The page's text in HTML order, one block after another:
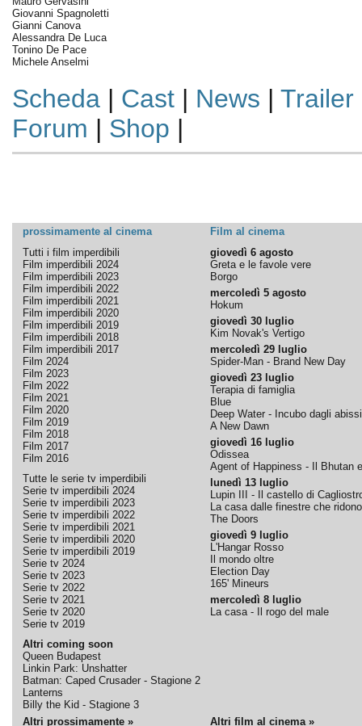
Giovanni Spagnoletti
Gianni Canova
Alessandra De Luca
Tonino De Pace
Michele Anselmi
Scheda| Cast| News | Trailer
Forum | Shop |
prossimamente al cinema
Film al cinema
Tutti i film imperdibili
Film imperdibili 2024
Film imperdibili 2023
Film imperdibili 2022
Film imperdibili 2021
Film imperdibili 2020
Film imperdibili 2019
Film imperdibili 2018
Film imperdibili 2017
Film 2024
Film 2023
Film 2022
Film 2021
Film 2020
Film 2019
Film 2018
Film 2017
Film 2016
Tutte le serie tv imperdibili
Serie tv imperdibili 2024
Serie tv imperdibili 2023
Serie tv imperdibili 2022
Serie tv imperdibili 2021
Serie tv imperdibili 2020
Serie tv imperdibili 2019
Serie tv 2024
Serie tv 2023
Serie tv 2022
Serie tv 2021
Serie tv 2020
Serie tv 2019
Altri coming soon
Queen Budapest
Linkin Park: Unshatter
Batman: Caped Crusader - Stagione 2
Lanterns
Billy the Kid - Stagione 3
giovedì 6 agosto
Greta e le favole vere
Borgo
mercoledì 5 agosto
Hokum
giovedì 30 luglio
Kim Novak's Vertigo
mercoledì 29 luglio
Spider-Man - Brand New Day
giovedì 23 luglio
Terapia di famiglia
Blue
Deep Water - Incubo dagli abissi
A New Dawn
giovedì 16 luglio
Odissea
Agent of Happiness - Il Bhutan
lunedì 13 luglio
Lupin III - Il castello di
La casa dalle finestre che ridono
The Doors
giovedì 9 luglio
L'Hangar Rosso
Il mondo oltre
Election Day
165' Mineurs
mercoledì 8 luglio
La casa - Il rogo del male
Altri prossimamente » Altri film al cinema »